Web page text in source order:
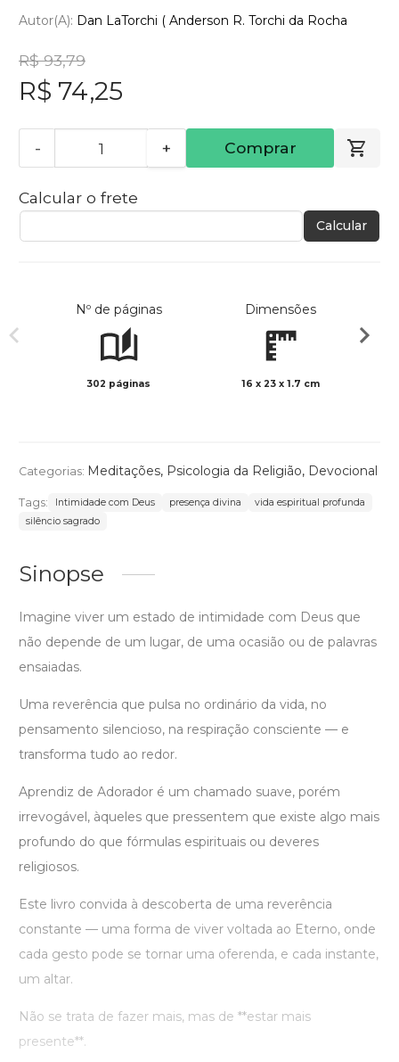
Autor(a): Dan LaTorchi ( Anderson R. Torchi da Rocha
R$ 93,79
R$ 74,25
- + Comprar
Calcular o frete
Calcular
Nº de páginas
302 páginas
Dimensões
16 x 23 x 1.7 cm
Categorias: Meditações, Psicologia da Religião, Devocional
Tags: Intimidade com Deus presença divina
vida espiritual profunda
silêncio sagrado
Sinopse
Imagine viver um estado de intimidade com Deus que
não depende de um lugar, de uma ocasião ou de palavras
ensaiadas.
Uma reverência que pulsa no ordinário da vida, no
pensamento silencioso, na respiração consciente — e
transforma tudo ao redor.
Aprendiz de Adorador é um chamado suave, porém
irrevogável, àqueles que pressentem que existe algo mais
profundo do que fórmulas espirituais ou deveres
religiosos.
Este livro convida à descoberta de uma reverência
constante — uma forma de viver voltada ao Eterno, onde
cada gesto pode se tornar uma oferenda, e cada instante,
um altar.
Não se trata de fazer mais, mas de **estar mais
presente**.